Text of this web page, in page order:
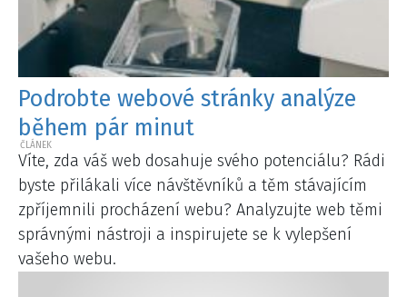
Podrobte webové stránky analýze
během pár minut
Víte, zda váš web dosahuje svého potenciálu? Rádi
byste přilákali více návštěvníků a těm stávajícím
zpříjemnili procházení webu? Analyzujte web těmi
správnými nástroji a inspirujete se k vylepšení
vašeho webu.